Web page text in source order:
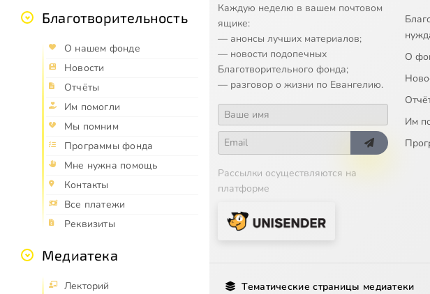
Благотворительность
О нашем фонде
Новости
Отчёты
Им помогли
Мы помним
Программы фонда
Мне нужна помощь
Контакты
Все платежи
Реквизиты
Медиатека
Лекторий
Каждую неделю в вашем почтовом
ящике:
— анонсы лучших материалов;
— новости подопечных
Благотворительного фонда;
— разговор о жизни по Евангелию.
Рассылки осуществляются на
платформе
О
Им
Тематические страницы медиатеки